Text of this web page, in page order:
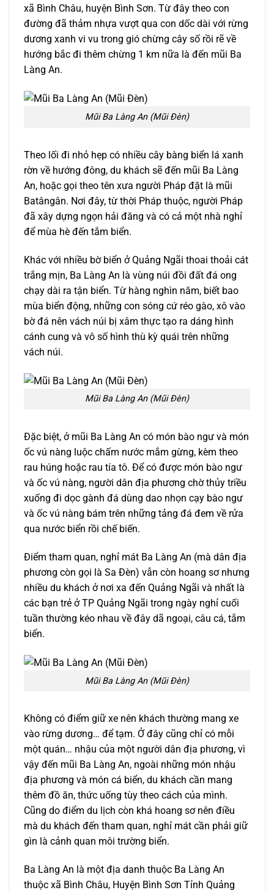
xã Bình Châu, huyện Bình Sơn. Từ đây theo con
đường đã thảm nhựa vượt qua con dốc dài với rừng
dương xanh vi vu trong gió chừng cây số rồi rẽ về
hướng bắc đi thêm chừng 1 km nữa là đến mũi Ba
Làng An.
Mũi Ba Làng An (Mũi Đèn)
Theo lối đi nhỏ hẹp có nhiều cây bàng biển lá xanh
rờn về hướng đông, du khách sẽ đến mũi Ba Làng
An, hoặc gọi theo tên xưa người Pháp đặt là mũi
Batângân. Nơi đây, từ thời Pháp thuộc, người Pháp
đã xây dựng ngọn hải đăng và có cả một nhà nghỉ
để mùa hè đến tắm biển.
Khác với nhiều bờ biển ở Quảng Ngãi thoai thoải cát
trắng mịn, Ba Làng An là vùng núi đồi đất đá ong
chạy dài ra tận biển. Từ hàng nghìn năm, biết bao
mùa biển động, những con sóng cứ réo gào, xô vào
bờ đá nên vách núi bị xâm thực tạo ra dáng hình
cánh cung và vô số hình thù kỳ quái trên những
vách núi.
Mũi Ba Làng An (Mũi Đèn)
Đặc biệt, ở mũi Ba Làng An có món bào ngư và món
ốc vú nàng luộc chấm nước mắm gừng, kèm theo
rau húng hoặc rau tía tô. Để có được món bào ngư
và ốc vú nàng, người dân địa phương chờ thủy triều
xuống đi dọc gành đá dùng dao nhọn cạy bào ngư
và ốc vú nàng bám trên những tảng đá đem về rửa
qua nước biển rồi chế biến.
Điểm tham quan, nghỉ mát Ba Làng An (mà dân địa
phương còn gọi là Sa Đèn) vẫn còn hoang sơ nhưng
nhiều du khách ở nơi xa đến Quảng Ngãi và nhất là
các bạn trẻ ở TP Quảng Ngãi trong ngày nghỉ cuối
tuần thường kéo nhau về đây dã ngoại, câu cá, tắm
biển.
Mũi Ba Làng An (Mũi Đèn)
Không có điểm giữ xe nên khách thường mang xe
vào rừng dương… để tạm. Ở đây cũng chỉ có mỗi
một quán… nhậu của một người dân địa phương, vì
vậy đến mũi Ba Làng An, ngoài những món nhậu
địa phương và món cá biển, du khách cần mang
thêm đồ ăn, thức uống tùy theo cách của mình.
Cũng do điểm du lịch còn khá hoang sơ nên điều
mà du khách đến tham quan, nghỉ mát cần phải giữ
gìn là cảnh quan môi trường biển.
Ba Làng An là một địa danh thuộc Ba Làng An
thuộc xã Bình Châu, Huyện Bình Sơn Tỉnh Quảng